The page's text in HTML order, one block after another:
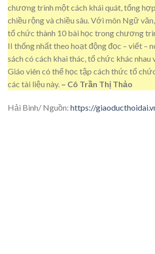
chương trình một cách khái quát, tổng
chiều rộng và chiều sâu. Với môn Ngữ
tổ chức thành 10 bài học trong chương
II thống nhất theo hoạt động đọc – viết –
sách có cách khai thác, tổ chức khác nhau
Giáo viên có thể học tập cách thức tổ
các tài liệu này. – Cô Trần Thị Thảo
Hải Bình/ Nguồn: https://